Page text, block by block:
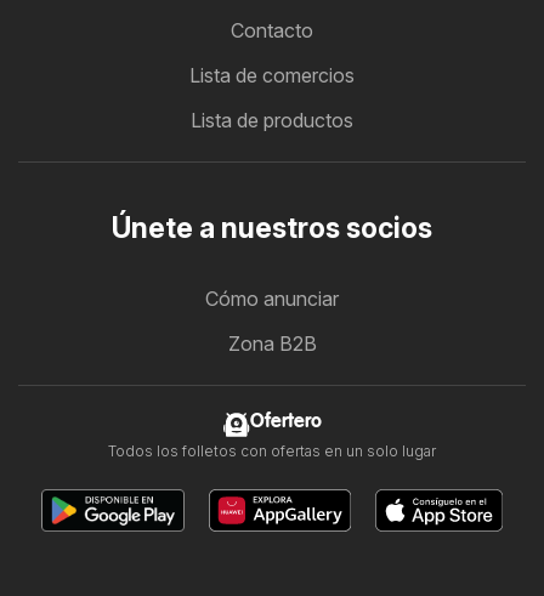
Contacto
Lista de comercios
Lista de productos
Únete a nuestros socios
Cómo anunciar
Zona B2B
Ofertero
Todos los folletos con ofertas en un solo lugar